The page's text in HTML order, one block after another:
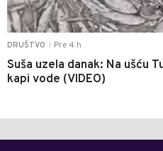
DRUŠTVO Pre 4 h
Suša uzela danak: Na ušću
kapi vode (VIDEO)